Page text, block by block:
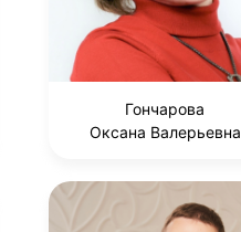
Гончарова
Оксана Валерьевна